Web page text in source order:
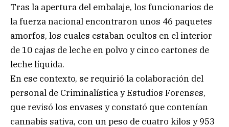
Tras la apertura del embalaje, los funcionarios de
la fuerza nacional encontraron unos 46 paquetes
amorfos, los cuales estaban ocultos en el interior
de 10 cajas de leche en polvo y cinco cartones de
leche líquida.
En ese contexto, se requirió la colaboración del
personal de Criminalística y Estudios Forenses,
que revisó los envases y constató que contenían
cannabis sativa, con un peso de cuatro kilos y 953